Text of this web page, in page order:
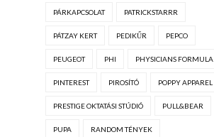
PÁRKAPCSOLAT PATRICKSTARRR
PÁTZAY KERT PEDIKŰR PEPCO
PEUGEOT PHI PHYSICIANS FORMULA
PINTEREST PIROSÍTÓ POPPY APPAREL
PRESTIGE OKTATÁSI STÚDIÓ PULL&BEAR
PUPA RANDOM TÉNYEK